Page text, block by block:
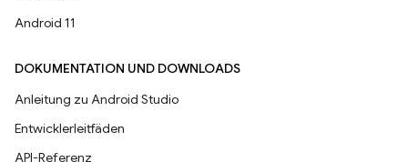
Android 11
DOKUMENTATION UND DOWNLOADS
Anleitung zu Android Studio
Entwicklerleitfäden
API-Referenz